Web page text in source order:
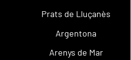
Prats de Lluçanès
Argentona
Arenys de Mar